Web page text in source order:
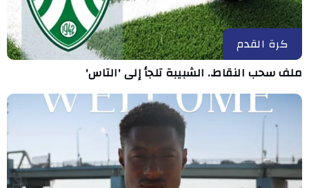
كرة القدم
ملف سحب النقاط.. الشبيبة تلجأ إلى 'التاس'